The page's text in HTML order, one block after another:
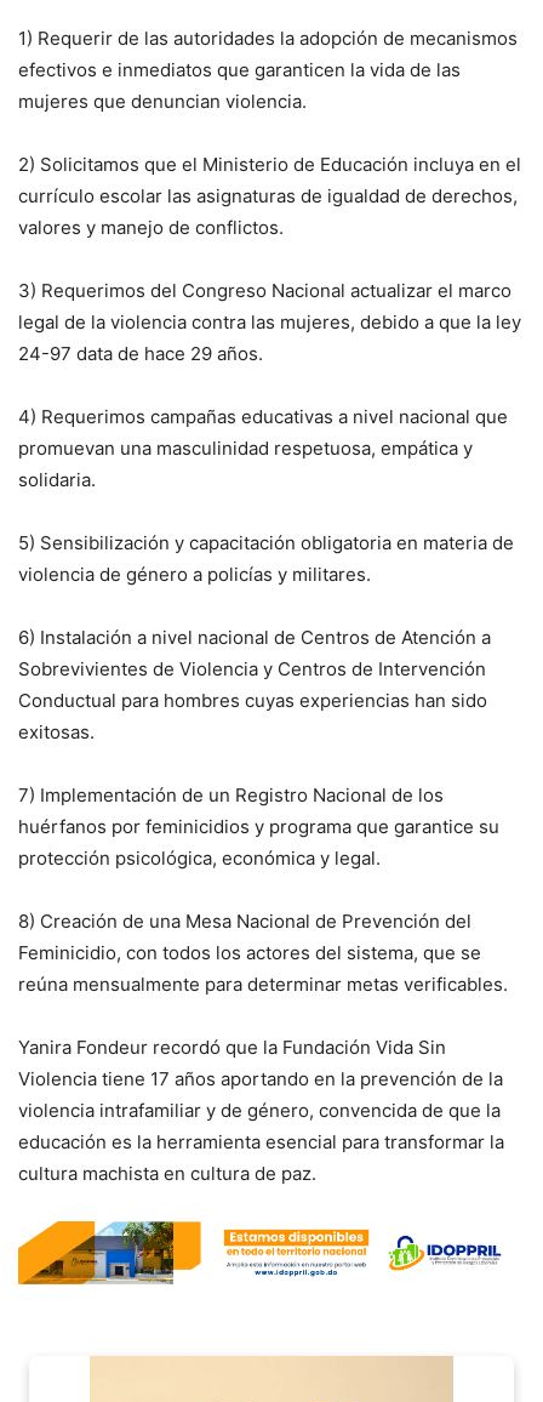
1) Requerir de las autoridades la adopción de mecanismos
efectivos e inmediatos que garanticen la vida de las
mujeres que denuncian violencia.
2) Solicitamos que el Ministerio de Educación incluya en el
currículo escolar las asignaturas de igualdad de derechos,
valores y manejo de conflictos.
3) Requerimos del Congreso Nacional actualizar el marco
legal de la violencia contra las mujeres, debido a que la ley
24-97 data de hace 29 años.
4) Requerimos campañas educativas a nivel nacional que
promuevan una masculinidad respetuosa, empática y
solidaria.
5) Sensibilización y capacitación obligatoria en materia de
violencia de género a policías y militares.
6) Instalación a nivel nacional de Centros de Atención a
Sobrevivientes de Violencia y Centros de Intervención
Conductual para hombres cuyas experiencias han sido
exitosas.
7) Implementación de un Registro Nacional de los
huérfanos por feminicidios y programa que garantice su
protección psicológica, económica y legal.
8) Creación de una Mesa Nacional de Prevención del
Feminicidio, con todos los actores del sistema, que se
reúna mensualmente para determinar metas verificables.
Yanira Fondeur recordó que la Fundación Vida Sin
Violencia tiene 17 años aportando en la prevención de la
violencia intrafamiliar y de género, convencida de que la
educación es la herramienta esencial para transformar la
cultura machista en cultura de paz.